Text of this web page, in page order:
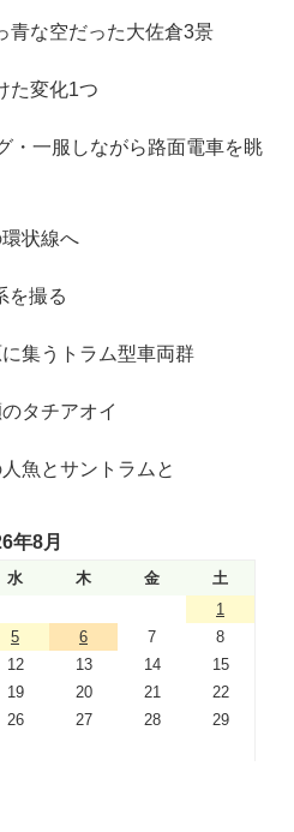
青な空だった大佐倉3景
た変化1つ
・一服しながら路面電車を眺
状線へ
を撮る
集うトラム型車両群
タチアオイ
魚とサントラムと
年8月
水 木 金
土
1
5 6 7
8
12 13 14
15
19 20 21
22
26 27 28
29